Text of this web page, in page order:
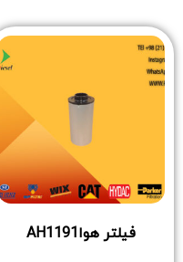
فیلتر هواAH1191